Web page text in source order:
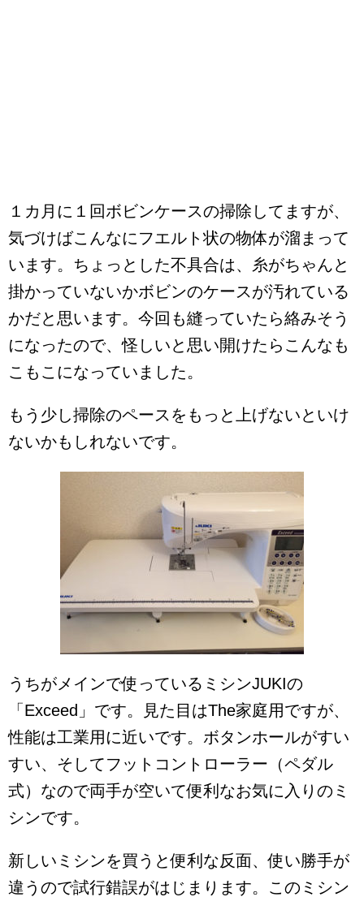
１カ月に１回ボビンケースの掃除してますが、
気づけばこんなにフエルト状の物体が溜まって
います。ちょっとした不具合は、糸がちゃんと
掛かっていないかボビンのケースが汚れている
かだと思います。今回も縫っていたら絡みそう
になったので、怪しいと思い開けたらこんなも
こもこになっていました。
もう少し掃除のペースをもっと上げないといけ
ないかもしれないです。
うちがメインで使っているミシンJUKIの
「Exceed」です。見た目はThe家庭用ですが、
性能は工業用に近いです。ボタンホールがすい
すい、そしてフットコントローラー（ペダル
式）なので両手が空いて便利なお気に入りのミ
シンです。
新しいミシンを買うと便利な反面、使い勝手が
違うので試行錯誤がはじまります。このミシン